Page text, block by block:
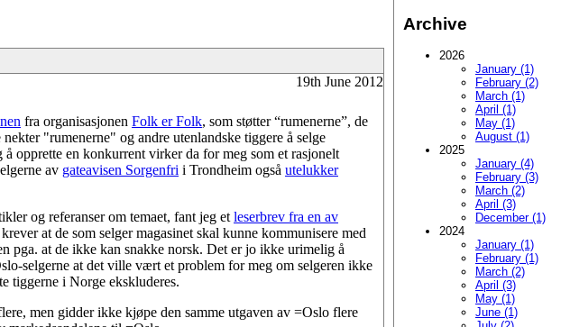
19th June 2012
fra organisasjonen Folk er Folk, som støtter “rumenerne”, de
"rumenerne" og andre utenlandske tiggere å selge
å opprette en konkurrent virker da for meg som et rasjonelt
av gateavisen Sorgenfri i Trondheim også utelukker
og referanser om temaet, fant jeg et leserbrev fra en av
at de som selger magasinet skal kunne kommunisere med
pga. at de ikke kan snakke norsk. Det er jo ikke urimelig å
selgerne at det ville vært et problem for meg om selgeren ikke
tiggerne i Norge ekskluderes.
men gidder ikke kjøpe den samme utgaven av =Oslo flere
Archive
2026
January (1)
February (2)
March (1)
April (1)
May (1)
August (1)
2025
January (4)
February (3)
March (2)
April (3)
December (1)
2024
January (1)
February (1)
March (2)
April (3)
May (1)
June (1)